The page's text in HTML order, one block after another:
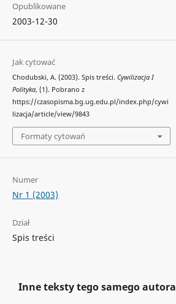
Opublikowane
2003-12-30
Jak cytować
Chodubski, A. (2003). Spis treści. Cywilizacja I
Polityka, (1). Pobrano z
https://czasopisma.bg.ug.edu.pl/index.php/cywi
lizacja/article/view/9843
Formaty cytowań
Numer
Nr 1 (2003)
Dział
Spis treści
Inne teksty tego samego autora